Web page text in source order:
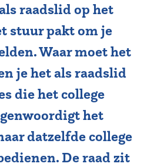
raadslid op het
stuur pakt om je
Waar moet het
je het als raadslid
die het college
het
datzelfde college
De raad zit